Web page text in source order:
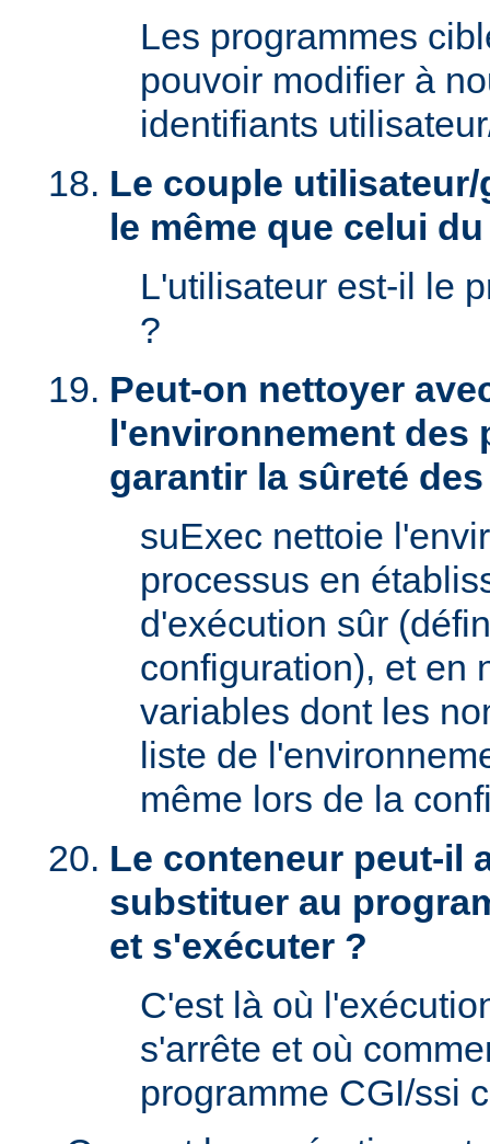
Les programmes
pouvoir modifier à
identifiants
Le couple
le même que celui
L'utilisateur est-il le
?
Peut-on nettoyer
l'environnement des
garantir la sûreté
suExec nettoie
processus en
d'exécution sûr
configuration), et en
variables dont les
liste de
même lors de la
Le conteneur peut-il
substituer au
et s'exécuter ?
C'est là où
s'arrête et où
programme CGI/ssi